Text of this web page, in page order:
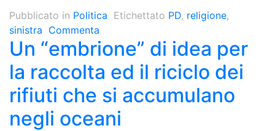
Pubblicato in Politica Etichettato PD, religione,
sinistra Commenta
Un “embrione” di idea per
la raccolta ed il riciclo dei
rifiuti che si accumulano
negli oceani